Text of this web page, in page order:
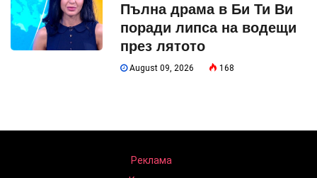
Пълна драма в Би Ти Ви
поради липса на водещи
през лятото
August 09, 2026 168
Реклама